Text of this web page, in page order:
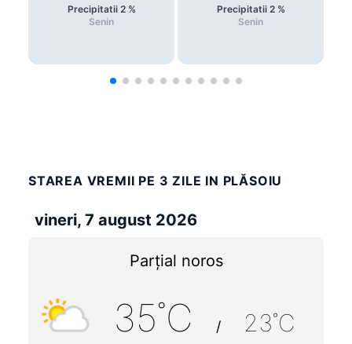
Precipitatii 2%
Senin
Precipitatii 2%
Senin
STAREA VREMII PE 3 ZILE IN PLĂSOIU
vineri, 7 august 2026
Parțial noros
35˚C / 23˚C